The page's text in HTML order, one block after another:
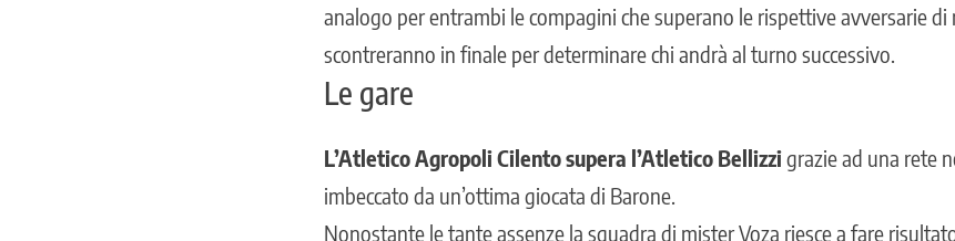
analogo per entrambi le compagini che superano le rispettive avversarie di
scontreranno in finale per determinare chi andrà al turno successivo.
Le gare
L’Atletico Agropoli Cilento supera l’Atletico Bellizzigrazie ad una rete
imbeccato da un’ottima giocata di Barone.
Nonostante le tante assenze la squadra di mister Voza riesce a fare